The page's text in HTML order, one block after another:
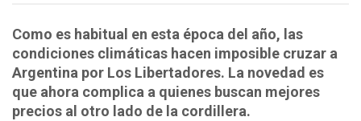
Como es habitual en esta época del año, las
condiciones climáticas hacen imposible cruzar a
Argentina por Los Libertadores. La novedad es
que ahora complica a quienes buscan mejores
precios al otro lado de la cordillera.